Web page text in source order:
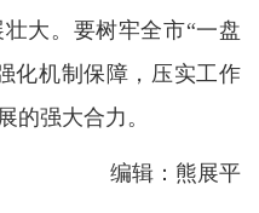
大。要树牢全市“一盘
化机制保障，压实工作
的强大合力。
编辑：熊展平